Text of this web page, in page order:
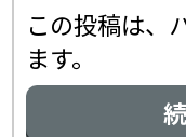
この投稿は、
ます。